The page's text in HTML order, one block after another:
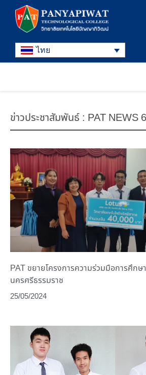
ไทย
ข่าวประชาสัมพันธ์ : PAT NEWS
PAT ขยายโครงการความร่วมมือการศึกษ
นครศรีธรรมราช
25/05/2024